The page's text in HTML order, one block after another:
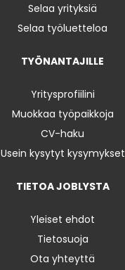
Selaa yrityksiä
Selaa työluetteloa
TYÖNANTAJILLE
Yritysprofiilini
Muokkaa työpaikkoja
CV-haku
Usein kysytyt kysymykset
TIETOA JOBLYSTA
Yleiset ehdot
Tietosuoja
Ota yhteyttä